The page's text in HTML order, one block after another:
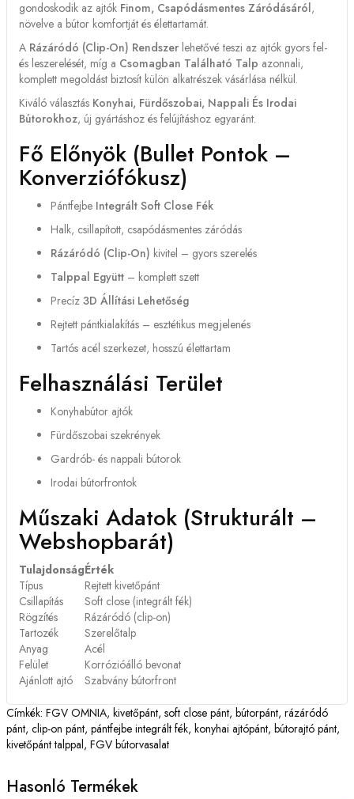
gondoskodik az ajtók Finom, Csapódásmentes Záródásáról,
növelve a bútor komfortját és élettartamát.
A Rázáródó (clip-On) Rendszer lehetővé teszi az ajtók gyors fel-
és leszerelését, míg a Csomagban Található Talp azonnali,
komplett megoldást biztosít külön alkatrészek vásárlása nélkül.
Kiváló választás Konyhai, Fürdőszobai, Nappali És Irodai
Bútorokhoz, új gyártáshoz és felújításhoz egyaránt.
Fő Előnyök (bullet Pontok –
Konverziófókusz)
Pántfejbe Integrált Soft Close Fék
Halk, csillapított, csapódásmentes záródás
Rázáródó (clip-On) kivitel – gyors szerelés
Talppal Együtt – komplett szett
Precíz 3D Állítási Lehetőség
Rejtett pántkialakítás – esztétikus megjelenés
Tartós acél szerkezet, hosszú élettartam
Felhasználási Terület
Konyhabútor ajtók
Fürdőszobai szekrények
Gardrób- és nappali bútorok
Irodai bútorfrontok
Műszaki Adatok (strukturált –
Webshopbarát)
TulajdonságÉrték
Típus
Rejtett kivetőpánt
Csillapítás
Soft close (integrált fék)
Rögzítés
Rázáródó (clip-on)
Tartozék
Szerelőtalp
Anyag
Acél
Felület
Korrózióálló bevonat
Ajánlott ajtó
Szabvány bútorfront
Címkék: FGV OMNIA, kivetőpánt, soft close pánt, bútorpánt, rázáródó
pánt, clip-on pánt, pántfejbe integrált fék, konyhai ajtópánt, bútorajtó pánt,
kivetőpánt talppal, FGV bútorvasalat
Hasonló Termékek